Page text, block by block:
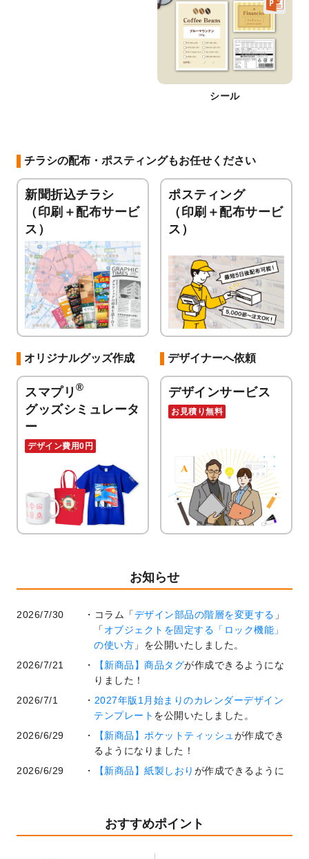
シール
チラシの配布・ポスティングもお任せください
新聞折込チラシ
（印刷＋配布サービ
ス）
ポスティング
（印刷＋配布サービ
ス）
オリジナルグッズ作成
スマプリ ®
グッズシミュレータ
ー
デザイン費用0円
デザイナーへ依頼
デザインサービス
お見積り無料
お知らせ
2026/7/30 コラム「デザイン部品の階層を変更する 」
「 オブジェクトを固定する「ロック機能」
の使い方 」を公開いたしました。
2026/7/21
【新商品】商品タグが作成できるようにな
りました！
2026/7/1
2027年版1月始まりのカレンダーデザイン
テンプレート を公開いたしました。
2026/6/29
【新商品】ポケットティッシュが作成でき
るようになりました！
2026/6/29
【新商品】紙製しおり が作成できるように
業効率を上げる便利な操作方法3選！
開いたしました。
暑中見舞いのデザインテンプレート
おすすめポイント